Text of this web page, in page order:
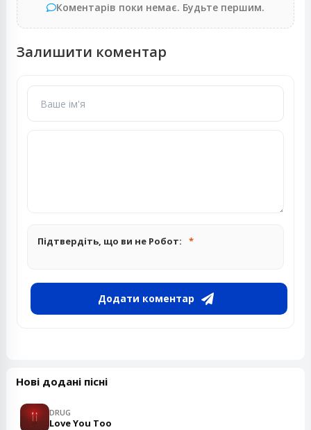
Коментарів поки немає. Будьте першим.
Залишити коментар
Підтвердіть, що ви не Робот:
Додати коментар
Нові додані пісні
DRUG
Love You Too